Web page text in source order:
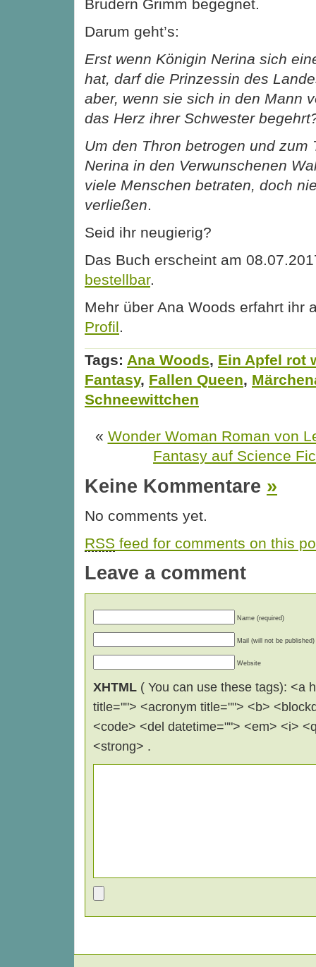
Brüdern Grimm begegnet.
Darum geht’s:
Erst wenn Königin Nerina sich
hat, darf die Prinzessin des
aber, wenn sie sich in den Mann
das Herz ihrer Schwester
Um den Thron betrogen und zum
Nerina in den Verwunschenen
viele Menschen betraten, doch
verließen.
Seid ihr neugierig?
Das Buch erscheint am
bestellbar.
Mehr über Ana Woods erfahrt ihr
Profil.
Tags: Ana Woods, Ein Apfel rot
Fantasy, Fallen Queen,
Schneewittchen
« Wonder Woman Roman von
Fantasy auf Science
Keine Kommentare »
No comments yet.
RSS feed for comments on this
Leave a comment
Name (required)
Mail (will not be published)
Website
XHTML ( You can use these tags): <a
title=""> <acronym title=""> <b>
<code> <del datetime=""> <em> <i>
<strong> .